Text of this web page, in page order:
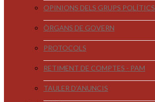
OPINIONS DELS GRUPS POLÍTICS
ÒRGANS DE GOVERN
PROTOCOLS
RETIMENT DE COMPTES - PAM
TAULER D'ANUNCIS